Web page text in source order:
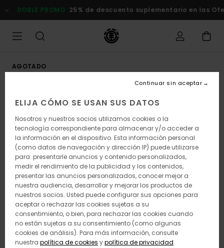
la
DOBLE PROMO 25% de descuento suplementario en las
AGOTADO
ELIJA CÓMO SE USAN SUS DATOS
Nosotros y nuestros socios utilizamos cookies o la
tecnología correspondiente para almacenar y/o acceder a
la información en el dispositivo. Esta información personal
(como datos de navegación y dirección IP) puede utilizarse
para: presentarle anuncios y contenido personalizados,
medir el rendimiento de la publicidad y los contenidos,
presentar las anuncios personalizados, conocer mejor a
nuestra audiencia, desarrollar y mejorar los productos de
nuestros socios. Usted puede configurar sus opciones para
aceptar o rechazar las cookies sujetas a su
consentimiento, o bien, para rechazar las cookies cuando
no están sujetas a su consentimiento (como algunas
cookies de análisis). Para más información, consulte
nuestra política de cookies ypolítica de privacidad
Continuar sin aceptar